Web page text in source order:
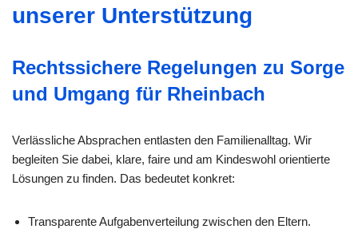
unserer Unterstützung
Rechtssichere Regelungen zu Sorge
und Umgang für Rheinbach
Verlässliche Absprachen entlasten den Familienalltag. Wir
begleiten Sie dabei, klare, faire und am Kindeswohl orientierte
Lösungen zu finden. Das bedeutet konkret:
Transparente Aufgabenverteilung zwischen den Eltern.